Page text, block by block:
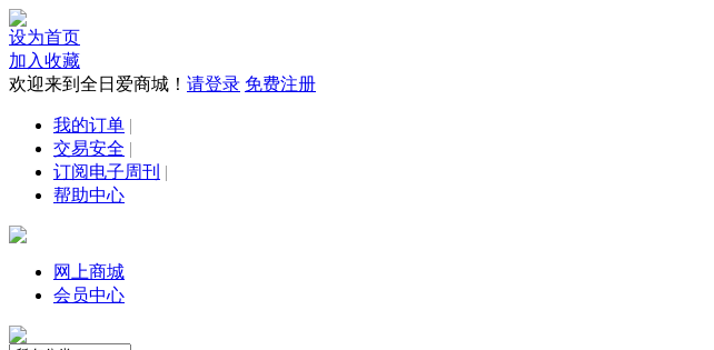
设为首页
加入收藏
欢迎来到全日爱商城！ 请登录 免费注册
我的订单 |
交易安全 |
订阅电子周刊 |
帮助中心
网上商城
会员中心